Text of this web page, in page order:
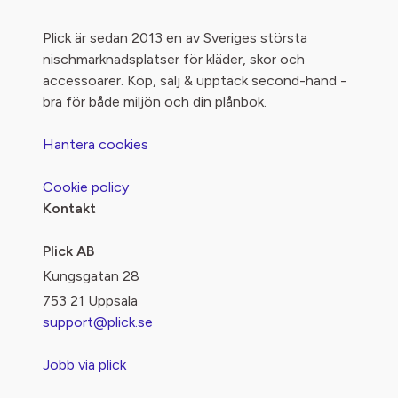
Plick är sedan 2013 en av Sveriges största
nischmarknadsplatser för kläder, skor och
accessoarer. Köp, sälj & upptäck second-hand -
bra för både miljön och din plånbok.
Hantera cookies
Cookie policy
Kontakt
Plick AB
Kungsgatan 28
753 21 Uppsala
support@plick.se
Jobb via plick